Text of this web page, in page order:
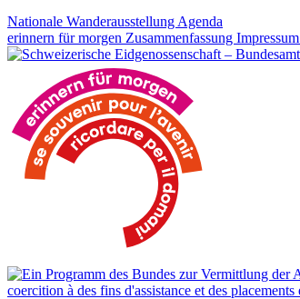
Nationale Wanderausstellung Agenda
erinnern für morgen Zusammenfassung Impressum